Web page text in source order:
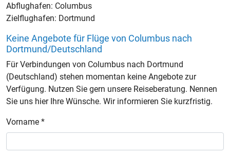
Abflughafen: Columbus
Zielflughafen: Dortmund
Keine Angebote für Flüge von Columbus nach
Dortmund/Deutschland
Für Verbindungen von Columbus nach Dortmund
(Deutschland) stehen momentan keine Angebote zur
Verfügung. Nutzen Sie gern unsere Reiseberatung. Nennen
Sie uns hier Ihre Wünsche. Wir informieren Sie kurzfristig.
Vorname *